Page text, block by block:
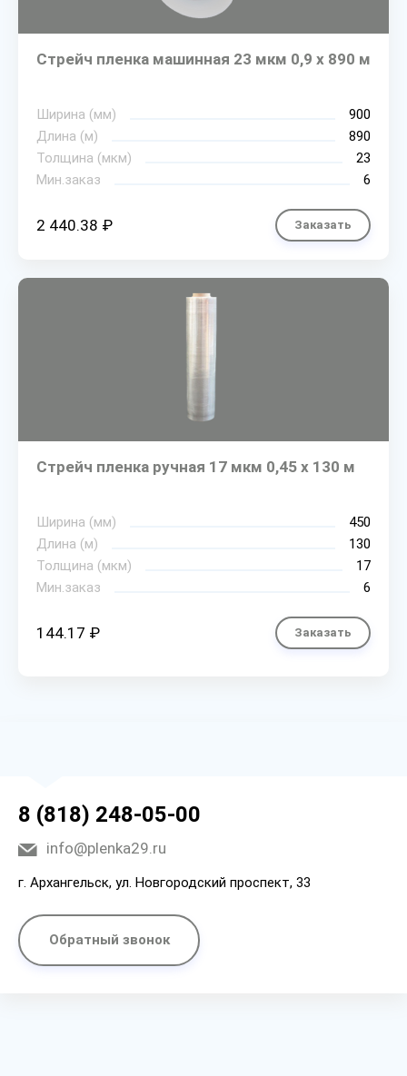
Стрейч пленка машинная 23 мкм 0,9 х 890 м
Ширина (мм)
900
Длина (м)
890
Толщина (мкм)
23
Мин.заказ
6
2 440.38 ₽ Заказать
Стрейч пленка ручная 17 мкм 0,45 х 130 м
Ширина (мм)
450
Длина (м)
130
Толщина (мкм)
17
Мин.заказ
6
144.17 ₽ Заказать
8 (818) 248-05-00
info@plenka29.ru
г. Архангельск, ул. Новгородский проспект, 33
Обратный звонок